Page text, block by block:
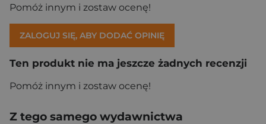
Pomóż innym i zostaw ocenę!
ZALOGUJ SIĘ, ABY DODAĆ OPINIĘ
Ten produkt nie ma jeszcze żadnych recenzji
Pomóż innym i zostaw ocenę!
Z tego samego wydawnictwa